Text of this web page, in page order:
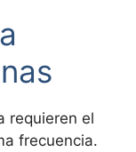
requieren el
frecuencia.